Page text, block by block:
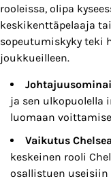
rooleissa, olipa
keskikenttäpelaaja
sopeutumiskyky teki
joukkueilleen.
ja sen ulkopuolella
luomaan
Vaikutus
keskeinen rooli
osallistuen